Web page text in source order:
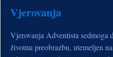
Vjerovanja
Vjerovanja Adventista sedmoga
životnu preobrazbu, utemeljen